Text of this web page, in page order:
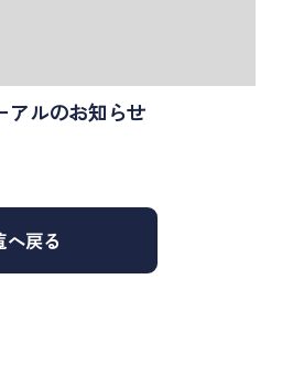
アルのお知らせ
へ戻る